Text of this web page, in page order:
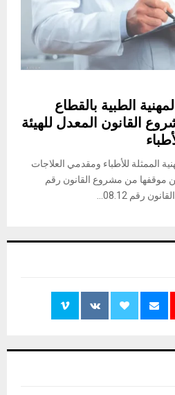
الطبية بالقطاع
القانون المعدل للهيئة
الممثلة للأطباء ومقدمي العلاجات
موقفها من مشروع القانون رقم